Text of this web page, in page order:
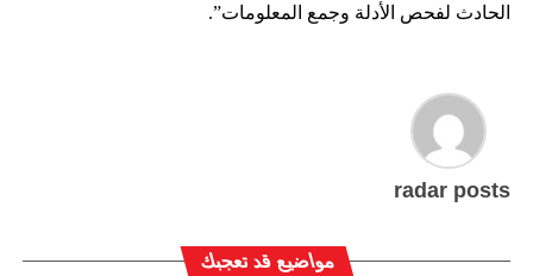
الحادث لفحص الأدلة وجمع المعلومات”.
radar posts
مواضيع قد تعجبك